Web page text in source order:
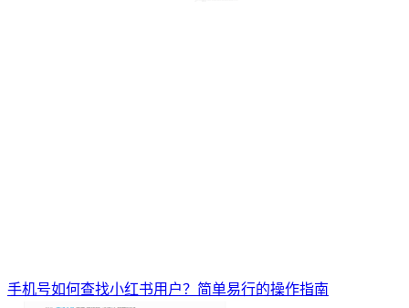
手机号如何查找小红书用户？简单易行的操作指南